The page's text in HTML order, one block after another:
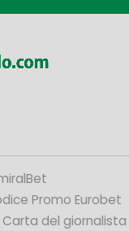
Promo Eurobet
Carta del giornalista